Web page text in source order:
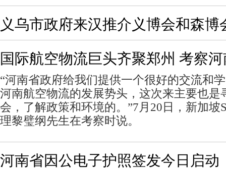
义乌市政府来汉推介义博会和森博
国际航空物流巨头齐聚郑州 考察
“河南省政府给我们提供一个很好的交流和
河南航空物流的发展势头，这次来主要也是
会，了解政策和环境的。”7月20日，新加坡
理黎璧纲先生在考察时说。
河南省因公电子护照签发今日启动